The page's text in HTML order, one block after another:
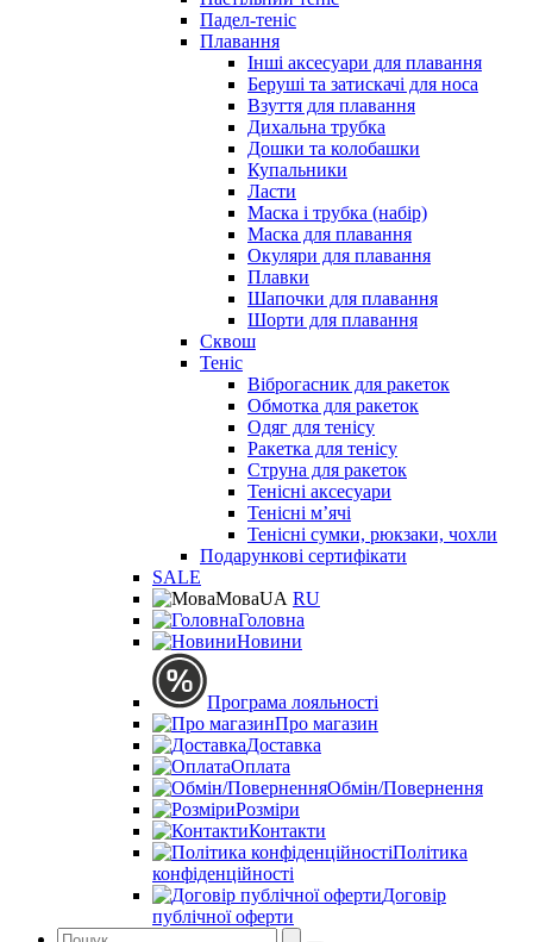
Падел-теніс
Плавання
Інші аксесуари для плавання
Беруші та затискачі для носа
Взуття для плавання
Дихальна трубка
Дошки та колобашки
Купальники
Ласти
Маска і трубка (набір)
Маска для плавання
Окуляри для плавання
Плавки
Шапочки для плавання
Шорти для плавання
Сквош
Теніс
Віброгасник для ракеток
Обмотка для ракеток
Одяг для тенісу
Ракетка для тенісу
Струна для ракеток
Тенісні аксесуари
Тенісні мʼячі
Тенісні сумки, рюкзаки, чохли
Подарункові сертифікати
SALE
МоваUA RU
Головна
Новини
Програма лояльності
Про магазин
Доставка
Оплата
Обмін/Повернення
Розміри
Контакти
Політика
конфіденційності
Договір
публічної оферти